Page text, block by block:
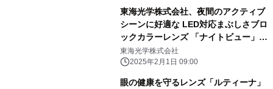
東海光学株式会社、夜間のアクティブ
シーンに好適な LED対応まぶしさブロ
ックカラーレンズ 「ナイトビュー」2
月1日に新発売
東海光学株式会社
2025年2月1日 09:00
眼の健康を守るレンズ「ルティーナ」